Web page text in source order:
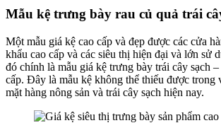
Mẫu kệ trưng bày rau củ quả trái
Một mẫu giá kệ cao cấp và đẹp được các cửa
khẩu cao cấp và các siêu thị hiện đại và lớn sử
đó chính là mẫu giá kệ trưng bày trái cây sạch
cấp. Đây là mẫu kệ không thể thiếu được trong
mặt hàng nông sản và trái cây sạch hiện nay.